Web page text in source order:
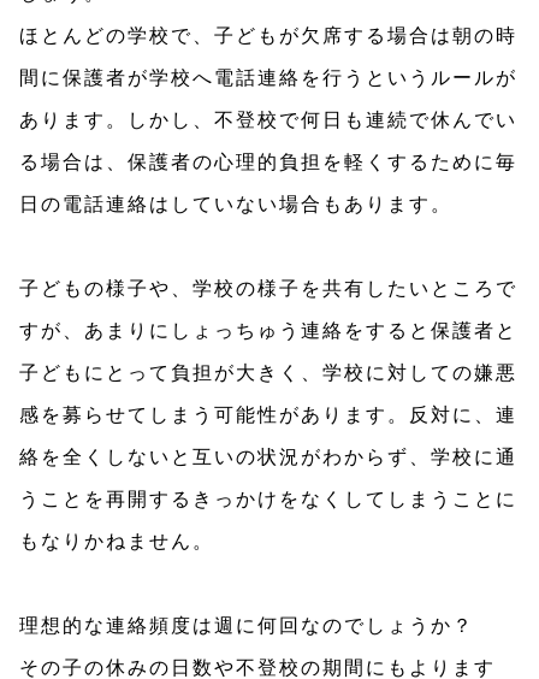
ほとんどの学校で、子どもが欠席する場合は朝の時
間に保護者が学校へ電話連絡を行うというルールが
あります。しかし、不登校で何日も連続で休んでい
る場合は、保護者の心理的負担を軽くするために毎
日の電話連絡はしていない場合もあります。
子どもの様子や、学校の様子を共有したいところで
すが、あまりにしょっちゅう連絡をすると保護者と
子どもにとって負担が大きく、学校に対しての嫌悪
感を募らせてしまう可能性があります。反対に、連
絡を全くしないと互いの状況がわからず、学校に通
うことを再開するきっかけをなくしてしまうことに
もなりかねません。
理想的な連絡頻度は週に何回なのでしょうか？
その子の休みの日数や不登校の期間にもよります